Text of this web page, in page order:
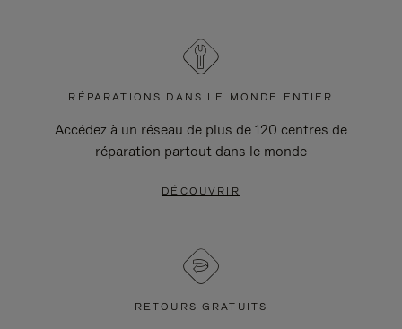
RÉPARATIONS DANS LE MONDE ENTIER
Accédez à un réseau de plus de 120 centres de
réparation partout dans le monde
DÉCOUVRIR
RETOURS GRATUITS